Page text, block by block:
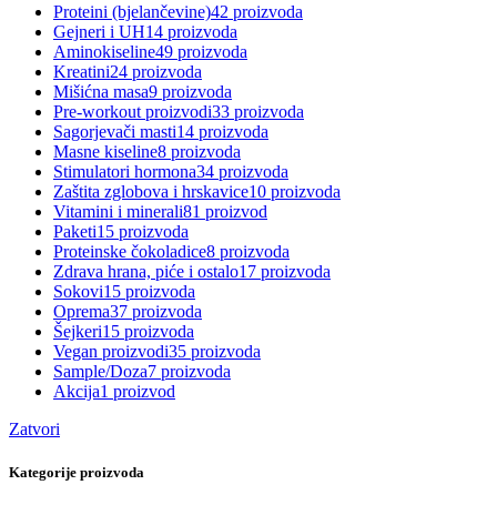
Proteini (bjelančevine)42 proizvoda
Gejneri i UH14 proizvoda
Aminokiseline49 proizvoda
Kreatini24 proizvoda
Mišićna masa9 proizvoda
Pre-workout proizvodi33 proizvoda
Sagorjevači masti14 proizvoda
Masne kiseline8 proizvoda
Stimulatori hormona34 proizvoda
Zaštita zglobova i hrskavice10 proizvoda
Vitamini i minerali81 proizvod
Paketi15 proizvoda
Proteinske čokoladice8 proizvoda
Zdrava hrana, piće i ostalo17 proizvoda
Sokovi15 proizvoda
Oprema37 proizvoda
Šejkeri15 proizvoda
Vegan proizvodi35 proizvoda
Sample/Doza7 proizvoda
Akcija1 proizvod
Zatvori
Kategorije proizvoda